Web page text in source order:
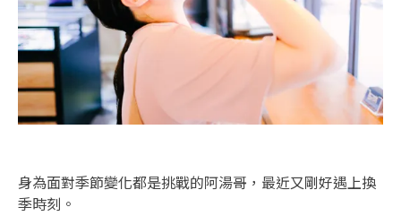
身為面對季節變化都是挑戰的阿湯哥，最近又剛好遇上換
季時刻。